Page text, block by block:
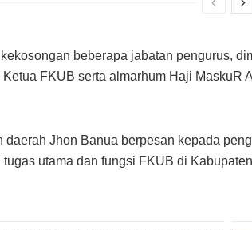
beberapa jabatan pengurus,
FKUB serta almarhum Haji MaskuR
Jhon Banua berpesan kepada
utama dan fungsi FKUB di